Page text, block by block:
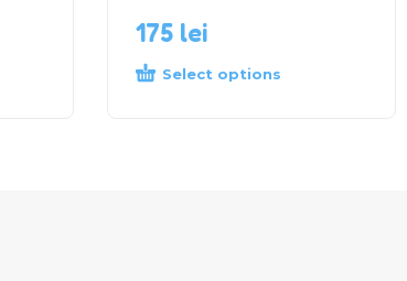
175 lei
Select options